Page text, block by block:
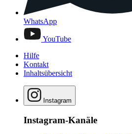
WhatsApp
YouTube
Hilfe
Kontakt
Inhaltsübersicht
Instagram
Instagram-Kanäle